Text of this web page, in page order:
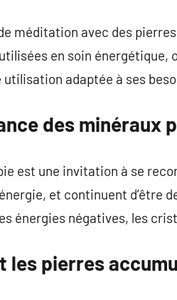
méditation avec des
en soin énergétique,
utilisation adaptée à ses
des minéraux
est une invitation à se
et continuent d’être
énergies négatives, les
les pierres